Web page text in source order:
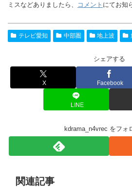
ミスなどありましたら、 コメント にてお知
テレビ愛知 中部圏 地上波
シェアする
X Facebook
LINE
kdrama_n4vrec をフォ
関連記事